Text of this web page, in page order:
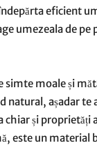
eficient
umezeala de pe
moale și
natural, așadar
chiar și
este un material